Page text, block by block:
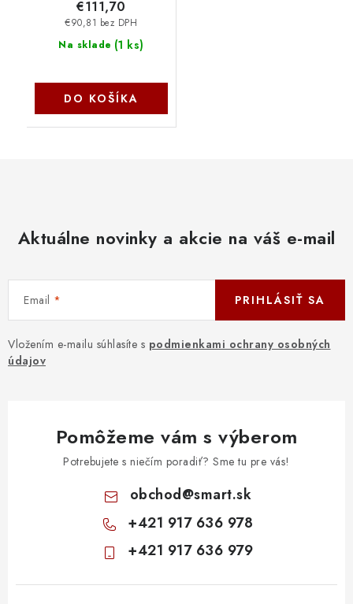
Na sklade (1 ks)
€90,81 bez DPH
€111,70
DO KOŠÍKA
Aktuálne novinky a akcie na váš e-mail
Email
Vložením e-mailu súhlasíte s podmienkami ochrany osobných
údajov
PRIHLÁSIŤ SA
Pomôžeme vám s výberom
Potrebujete s niečím poradiť? Sme tu pre vás!
obchod@smart.sk
+421 917 636 978
+421 917 636 979